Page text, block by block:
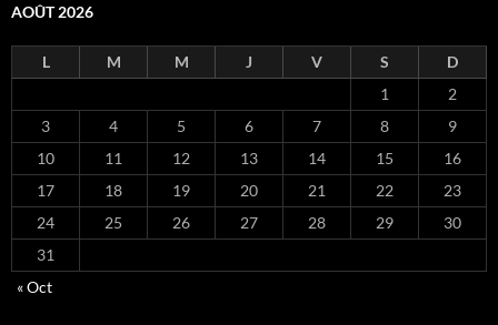
AOÛT 2026
L M M J V S
D
1
2
3
4 5 6 7 8
9
10
11 12 13 14 15
16
17
18 19 20 21 22
23
24
25 26 27 28 29
30
31
« Oct